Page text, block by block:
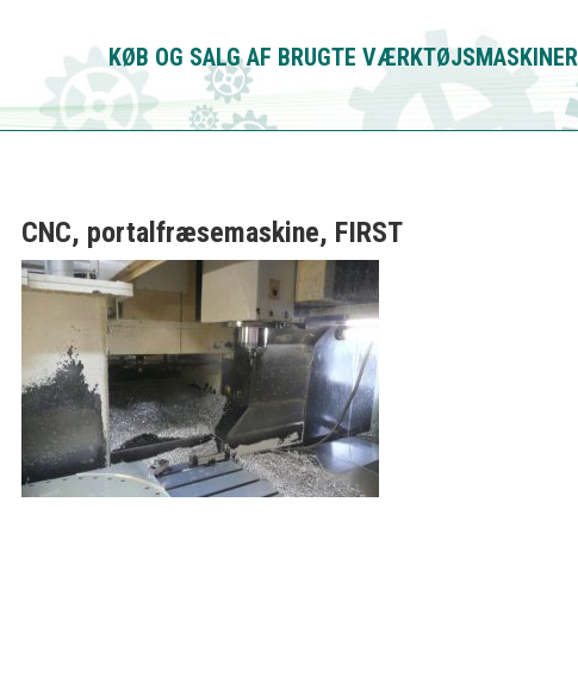
KØB OG SALG AF BRUGTE VÆRKTØJSMASKINER
CNC, portalfræsemaskine, FIRST